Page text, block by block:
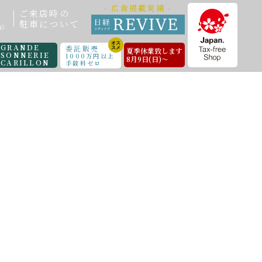
ご来店時の
駐車について
- 広告掲載実績 -
GRANDE
SONNERIE
CARILLON
委託販売
1000万円以上
手数料ゼロ
夏季休業致します
8月9日(日)～